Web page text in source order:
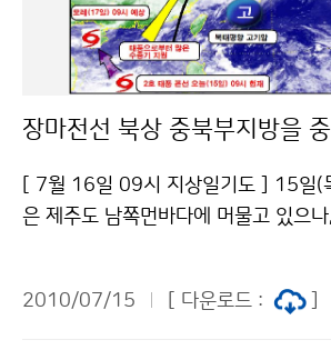
호우가 내리는 곳이 있겠고, 특히 북태
라 많은 수증기가 유입되는 경기북부
기 및 충청서해안 지방에서는 총강수
가 발생할 가능성이 높으니, 시설물 안
객들은 비로 인한 피해가 없도록 안전
한다. 16일 17시부터 ~17일 24시 까
~100mm (경기서해안 및 북부, 강원도
[ 7월 16일 09시 지상일기도 ] 15일(
은 제주도 남쪽먼바다에 머물고 있으
하는 장마전선의 영향으로 제주도와 전
2010/07/15 [ 다운로드 :